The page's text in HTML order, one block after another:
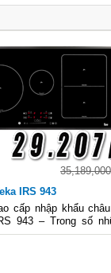
IRS 943
cấp nhập khẩu
943 – Trong số
bị bếp nấu, bếp từ là